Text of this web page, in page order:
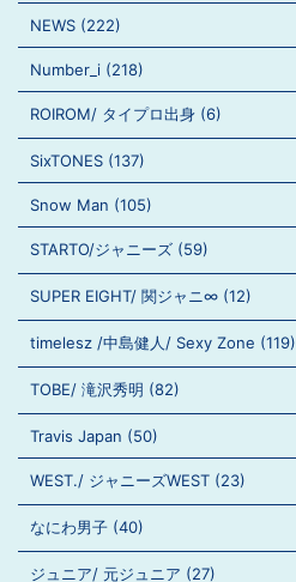
NEWS (222)
Number_i (218)
ROIROM/ タイプロ出身 (6)
SixTONES (137)
Snow Man (105)
STARTO/ジャニーズ (59)
SUPER EIGHT/ 関ジャニ∞ (12)
timelesz /中島健人/ Sexy Zone (119)
TOBE/ 滝沢秀明 (82)
Travis Japan (50)
WEST./ ジャニーズWEST (23)
なにわ男子 (40)
ジュニア/ 元ジュニア (27)